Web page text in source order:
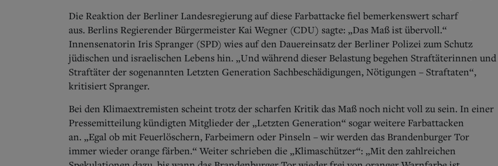
Die Reaktion der Berliner Landesregierung auf diese Farbattacke fiel bemerkenswert scharf
aus. Berlins Regierender Bürgermeister Kai Wegner (CDU) sagte: „Das Maß ist übervoll.“
Innensenatorin Iris Spranger (SPD) wies auf den Dauereinsatz der Berliner Polizei zum Schutz
jüdischen und israelischen Lebens hin. „Und während dieser Belastung begehen Straftäterinnen und
Straftäter der sogenannten Letzten Generation Sachbeschädigungen, Nötigungen – Straftaten“,
kritisiert Spranger.
Bei den Klimaextremisten scheint trotz der scharfen Kritik das Maß noch nicht voll zu sein. In einer
Pressemitteilung kündigten Mitglieder der „Letzten Generation“ sogar weitere Farbattacken
an. „Egal ob mit Feuerlöschern, Farbeimern oder Pinseln – wir werden das Brandenburger Tor
immer wieder orange färben.“ Weiter schrieben die „Klimaschützer“: „Mit den zahlreichen